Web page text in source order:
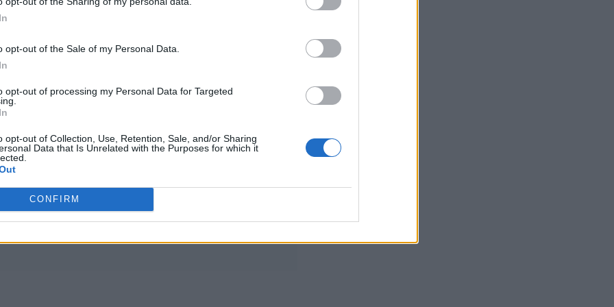
opt-out of the Sale of my Personal Data.
opt-out of processing my Personal Data for Targeted
opt-out of Collection, Use, Retention, Sale, and/or Sharing
Data that Is Unrelated with the Purposes for which it
CONFIRM
Οδικό Άξονα
από 135 εκατ. ευρώ από το Ταμείο Ανάκαμψης.
Μιλάμε για ασφάλεια, ανάπτυξη και συνοχή.
και περιοχές», τόνισε.
αεροδρόμιο στο Καστέλι, σημειώνοντας ότι δεν
αλλά δημιουργεί νέες δυνατότητες, νέες
Το χαρακτήρισε έργο στρατηγικής σημασίας για την
επισημαίνοντας ότι η Ευρωπαϊκή Τράπεζα Επενδύσεων
180 εκατ. ευρώ.